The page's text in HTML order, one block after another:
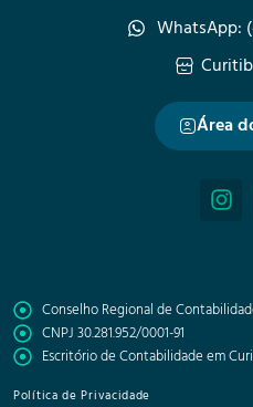
WhatsApp:
Área
Conselho Regional de
CNPJ 30.281.952/0001-91
Escritório de Contabilidade em
Política de Privacidade